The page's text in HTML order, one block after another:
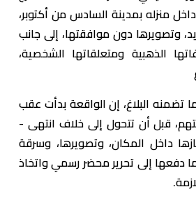
منزله بمدينة السادس من أكتوبر،
وتصويرها دون موافقتها، إلى جانب
الذهبية ومتعلقاتها الشخصية،
تضمنه البلاغ، إن الواقعة بدأت عقب
قبل أن تتحول إلى خلاف انتهى -
داخل المكان، وتصويرها، وسرقة
دفعها إلى تحرير محضر رسمي واتخاذ